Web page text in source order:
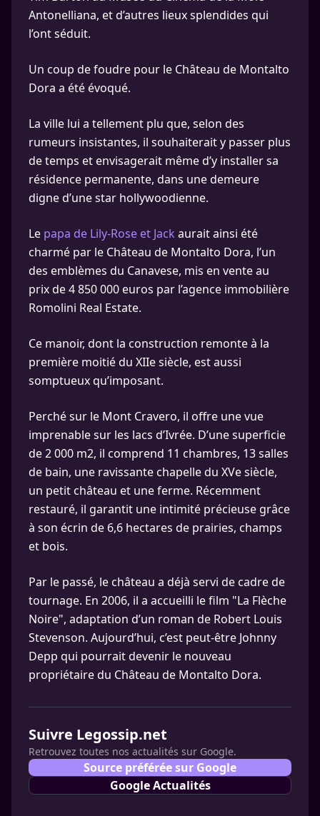
Antonelliana, et d’autres lieux splendides qui
l’ont séduit.
Un coup de foudre pour le Château de Montalto
Dora a été évoqué.
La ville lui a tellement plu que, selon des
rumeurs insistantes, il souhaiterait y passer plus
de temps et envisagerait même d’y installer sa
résidence permanente, dans une demeure
digne d’une star hollywoodienne.
Le papa de Lily-Rose et Jack aurait ainsi été
charmé par le Château de Montalto Dora, l’un
des emblèmes du Canavese, mis en vente au
prix de 4 850 000 euros par l’agence immobilière
Romolini Real Estate.
Ce manoir, dont la construction remonte à la
première moitié du XIIe siècle, est aussi
somptueux qu’imposant.
Perché sur le Mont Cravero, il offre une vue
imprenable sur les lacs d’Ivrée. D’une superficie
de 2 000 m2, il comprend 11 chambres, 13 salles
de bain, une ravissante chapelle du XVe siècle,
un petit château et une ferme. Récemment
restauré, il garantit une intimité précieuse grâce
à son écrin de 6,6 hectares de prairies, champs
et bois.
Par le passé, le château a déjà servi de cadre de
tournage. En 2006, il a accueilli le film "La Flèche
Noire", adaptation d’un roman de Robert Louis
Stevenson. Aujourd’hui, c’est peut-être Johnny
Depp qui pourrait devenir le nouveau
propriétaire du Château de Montalto Dora.
Suivre Legossip.net
Retrouvez toutes nos actualités sur Google.
Source préférée sur Google
Google Actualités